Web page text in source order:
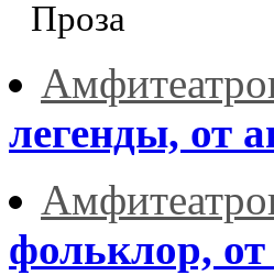
Проза
легенды, от
фольклор, от